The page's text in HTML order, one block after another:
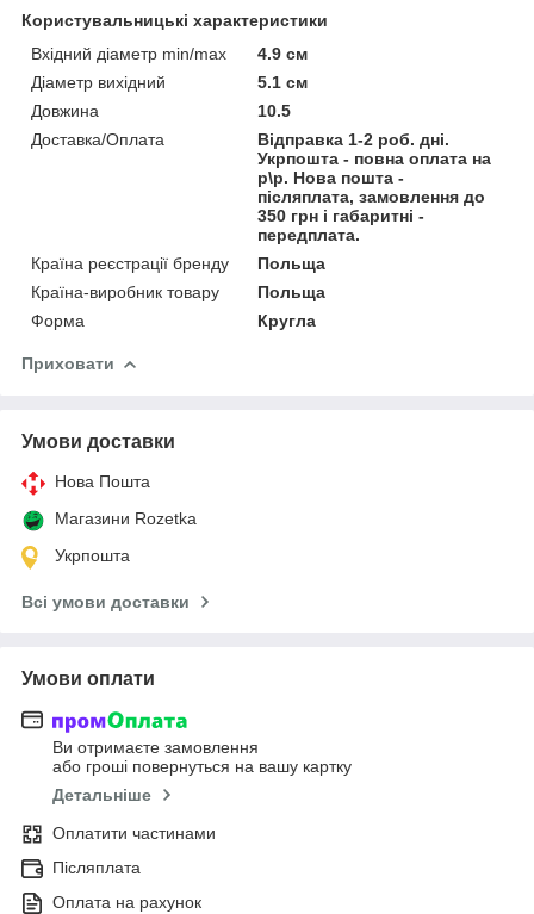
Користувальницькі характеристики
Вхідний діаметр min/max
4.9 см
Діаметр вихідний
5.1 см
Довжина
10.5
Доставка/Оплата
Відправка 1-2 роб. дні.
Укрпошта - повна оплата на
р\р. Нова пошта -
післяплата, замовлення до
350 грн і габаритні -
передплата.
Країна реєстрації бренду
Польща
Країна-виробник товару
Польща
Форма
Кругла
Приховати
Умови доставки
Нова Пошта
Магазини Rozetka
Укрпошта
Всі умови доставки
Умови оплати
Ви отримаєте замовлення
або гроші повернуться на вашу картку
Детальніше
Оплатити частинами
Післяплата
Оплата на рахунок